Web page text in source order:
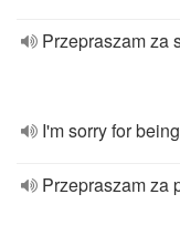
Przepraszam za
I'm sorry for
Przepraszam za